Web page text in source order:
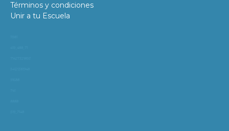
Términos y condiciones
Unir a tu Escuela